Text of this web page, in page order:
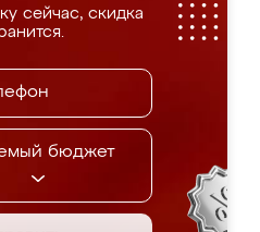
сейчас, скидка
бюджет